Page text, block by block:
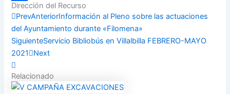
Compartir
Dirección del Recurso
PrevAnteriorInformación al Pleno sobre las actuaciones
del Ayuntamiento durante «Filomena»
SiguienteServicio Bibliobús en Villalbilla FEBRERO-MAYO
2021
Next
Relacionado